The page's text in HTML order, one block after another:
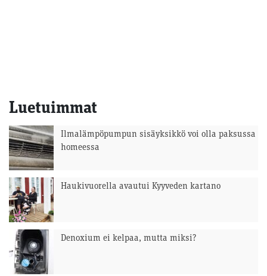
Luetuimmat
Ilmalämpöpumpun sisäyksikkö voi olla paksussa
homeessa
Haukivuorella avautui Kyyveden kartano
Denoxium ei kelpaa, mutta miksi?